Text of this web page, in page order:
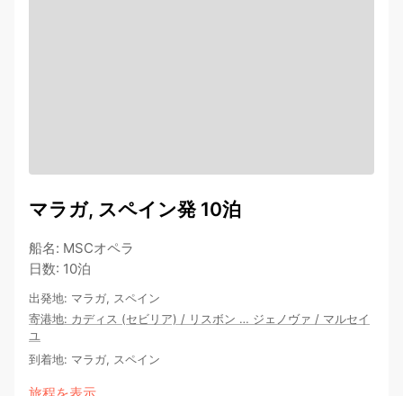
マラガ, スペイン発 10泊
船名: MSCオペラ
日数: 10泊
出発地: マラガ, スペイン
寄港地: カディス (セビリア) / リスボン … ジェノヴァ / マルセイ
ユ
到着地: マラガ, スペイン